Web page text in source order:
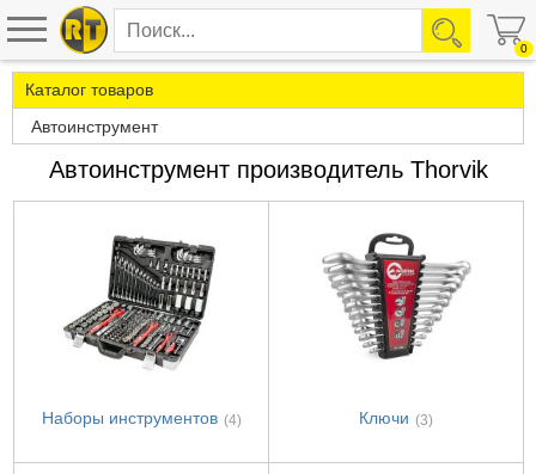
0
Каталог товаров
Автоинструмент
Автоинструмент производитель Thorvik
Наборы инструментов (4) Ключи (3)